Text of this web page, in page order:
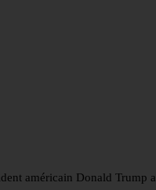
américain Donald Trump a